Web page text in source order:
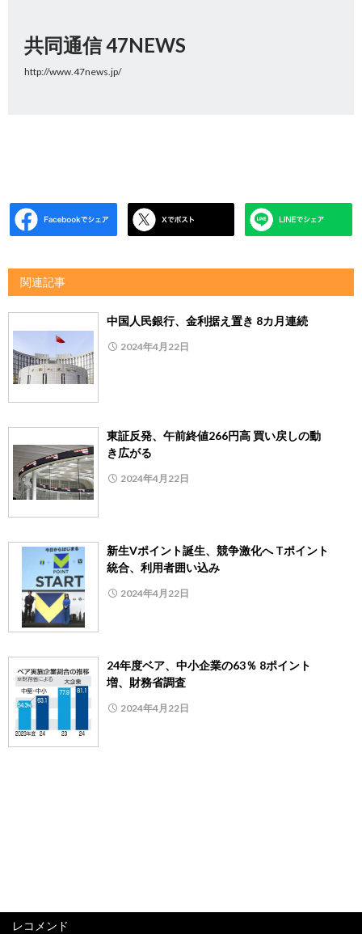
共同通信 47NEWS
http://www.47news.jp/
関連記事
中国人民銀行、金利据え置き 8カ月連続
2024年4月22日
東証反発、午前終値266円高 買い戻しの動
き広がる
2024年4月22日
新生Vポイント誕生、競争激化へ Tポイント
統合、利用者囲い込み
2024年4月22日
24年度ベア、中小企業の63％ 8ポイント
増、財務省調査
2024年4月22日
レコメンド